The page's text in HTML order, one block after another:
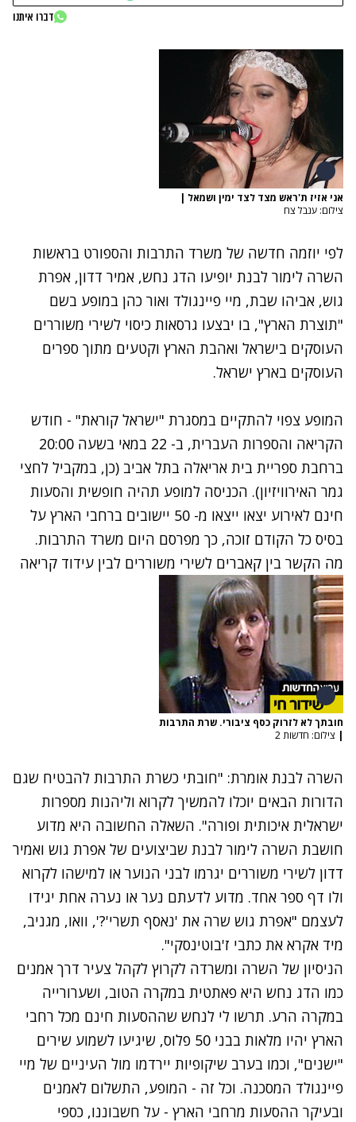
דברו איתנו
אני אזיז ת'ראש מצד לצד ימין ושמאל |
צילום: ענבל צח
לפי יוזמה חדשה של משרד התרבות והספורט בראשות
השרה לימור לבנת יופיעו הדג נחש, אמיר דדון, אפרת
גוש, אביהו שבת, מיי פיינגולד ואור כהן במופע בשם
"תוצרת הארץ", בו יבצעו גרסאות כיסוי לשירי משוררים
העוסקים בישראל ואהבת הארץ וקטעים מתוך ספרים
העוסקים בארץ ישראל.
המופע צפוי להתקיים במסגרת "ישראל קוראת" - חודש
הקריאה והספרות העברית, ב- 22 במאי בשעה 20:00
ברחבת ספריית בית אריאלה בתל אביב (כן, במקביל לחצי
גמר האירוויזיון). הכניסה למופע תהיה חופשית והסעות
חינם לאירוע
יצאו ייצאו מ- 50 יישובים ברחבי הארץ על
בסיס כל הקודם זוכה, כך מפרסם היום משרד התרבות.
מה הקשר בין קאברים לשירי משוררים לבין עידוד קריאה
חובתך לא לזרוק כסף ציבורי. שרת התרבות
| צילום: חדשות 2
השרה לבנת אומרת: "חובתי כשרת התרבות להבטיח שגם
הדורות הבאים יוכלו להמשיך לקרוא וליהנות מספרות
ישראלית איכותית ופורה". השאלה החשובה היא מדוע
חושבת השרה לימור לבנת שביצועים של אפרת גוש ואמיר
דדון לשירי משוררים יגרמו לבני הנוער או למישהו לקרוא
ולו דף ספר אחד. מדוע לדעתם נער או נערה אחת יגידו
לעצמם "אפרת גוש שרה את 'נאסף תשרי'?', וואו, מגניב,
מיד אקרא את כתבי ז'בוטינסקי".
הניסיון של השרה ומשרדה לקרוץ לקהל צעיר דרך אמנים
כמו הדג נחש היא פאתטית במקרה הטוב, ושערורייה
במקרה הרע. תרשו לי לנחש שההסעות חינם מכל רחבי
הארץ יהיו מלאות בבני 50 פלוס, שיגיעו לשמוע שירים
"ישנים", וכמו בערב שיקופיות יירדמו מול העיניים של מיי
פיינגולד המסכנה. וכל זה - המופע, התשלום לאמנים
ובעיקר ההסעות מרחבי הארץ - על חשבוננו, כספי